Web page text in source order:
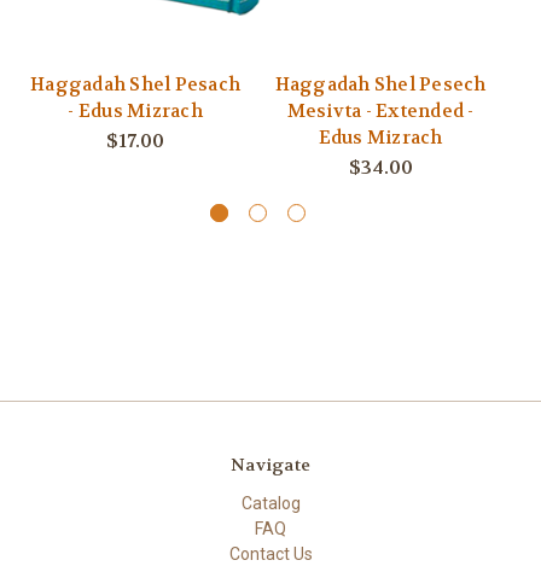
Haggadah Shel Pesach
- Edus Mizrach
$17.00
Haggadah Shel Pesech
Mesivta - Extended -
Edus Mizrach
$34.00
Navigate
Catalog
FAQ
Contact Us